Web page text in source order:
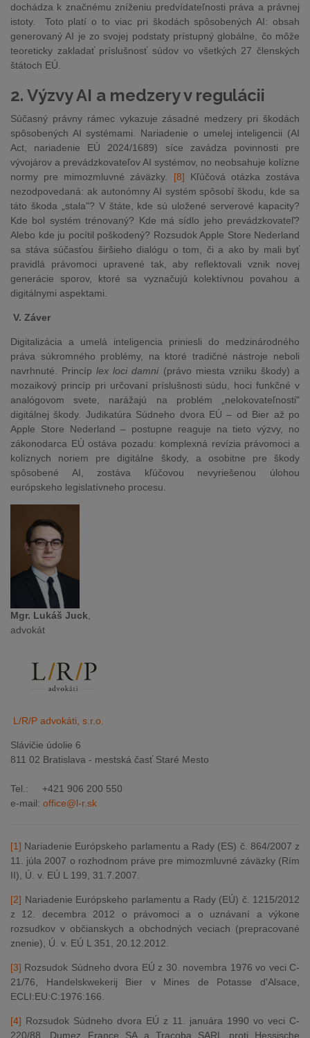
dochádza k značnému zníženiu predvídateľnosti práva a právnej
istoty. Toto platí o to viac pri škodách spôsobených AI: obsah
generovaný AI je zo svojej podstaty prístupný globálne, čo môže
teoreticky zakladať príslušnosť súdov vo všetkých 27 členských
štátoch EÚ.
2. Výzvy AI a medzery v regulácii
Súčasný právny rámec vykazuje zásadné medzery pri škodách
spôsobených AI systémami. Nariadenie o umelej inteligencii (AI
Act, nariadenie EÚ 2024/1689) síce zavádza povinnosti pre
vývojárov a prevádzkovateľov AI systémov, no neobsahuje kolízne
normy pre mimozmluvné záväzky. [8] Kľúčová otázka zostáva
nezodpovedaná: ak autonómny AI systém spôsobí škodu, kde sa
táto škoda „stala"? V štáte, kde sú uložené serverové kapacity?
Kde bol systém trénovaný? Kde má sídlo jeho prevádzkovateľ?
Alebo kde ju pocítil poškodený? Rozsudok Apple Store Nederland
sa stáva súčasťou širšieho dialógu o tom, či a ako by mali byť
pravidlá právomoci upravené tak, aby reflektovali vznik novej
generácie sporov, ktoré sa vyznačujú kolektívnou povahou a
digitálnymi aspektami.
V. Záver
Digitalizácia a umelá inteligencia priniesli do medzinárodného
práva súkromného problémy, na ktoré tradičné nástroje neboli
navrhnuté. Princíplex loci damni(právo miesta vzniku škody) a
mozaikový princíp pri určovaní príslušnosti súdu, hoci funkčné v
analógovom svete, narážajú na problém „nelokovateľnosti"
digitálnej škody. Judikatúra Súdneho dvora EÚ – od Bier až po
Apple Store Nederland – postupne reaguje na tieto výzvy, no
zákonodarca EÚ ostáva pozadu: komplexná revízia právomoci a
kolíznych noriem pre digitálne škody, a osobitne pre škody
spôsobené AI, zostáva kľúčovou nevyriešenou úlohou
európskeho legislatívneho procesu.
Mgr. Lukáš Juck
advokát
L/R/P advokáti, s.r.o.
Slávičie údolie 6
811 02 Bratislava - mestská časť Staré Mesto
Tel.: +421 906 200 550
e-mail: office@l-r.sk
[1] Nariadenie Európskeho parlamentu a Rady (ES) č. 864/2007 z
11. júla 2007 o rozhodnom práve pre mimozmluvné záväzky (Rím
II), Ú. v. EÚ L 199, 31.7.2007.
[2] Nariadenie Európskeho parlamentu a Rady (EÚ) č. 1215/2012
z 12. decembra 2012 o právomoci a o uznávaní a výkone
rozsudkov v občianskych a obchodných veciach (prepracované
znenie), Ú. v. EÚ L 351, 20.12.2012.
[3] Rozsudok Súdneho dvora EÚ z 30. novembra 1976 vo veci C-
21/76, Handelskwekerij Bier v Mines de Potasse d'Alsace,
ECLI:EU:C:1976:166.
[4] Rozsudok Súdneho dvora EÚ z 11. januára 1990 vo veci C-
220/88, Dumez France SA a Tracoba SARL proti Hessische